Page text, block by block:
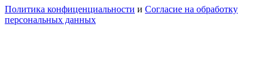
Политика конфиценциальности и Согласие на обработку
персональных данных